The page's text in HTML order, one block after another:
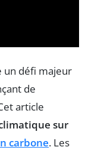
un défi majeur
de
article
sur
carbone. Les